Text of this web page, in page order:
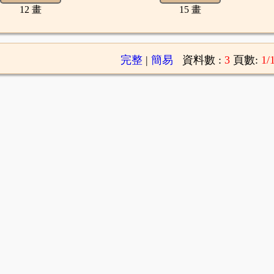
12 畫 15 畫
完整| 簡易 資料數 : 3 頁數: 1/